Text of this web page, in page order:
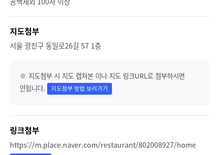
지도첨부
서울 광진구 동일로26길 57 1층
※ 지도첨부 시 지도 캡처본 이나 지도 링크URL로 첨부하시면
안됩니다.
지도첨부 방법 보러가기
링크첨부
https://m.place.naver.com/restaurant/802008927/home